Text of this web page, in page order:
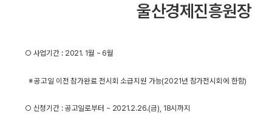
울산경제진흥원장
○ 사업기간 : 2021. 1월 ~ 6월
※ 공고일 이전 참가완료 전시회 소급지원 가능(2021년 참가전시회에 한함)
○ 신청기간 : 공고일로부터 ~ 2021.2.26.(금), 18시까지